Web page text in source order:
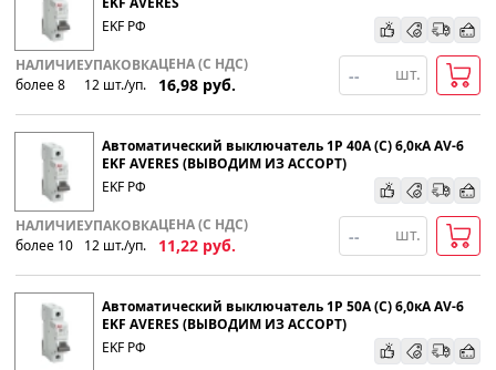
EKF РФ
НАЛИЧИЕ
более 8
УПАКОВКА
12 шт./уп.
ЦЕНА (С НДС)
16,98 руб.
шт.
Автоматический выключатель 1P 40А (С) 6,0кА AV-6
EKF AVERES (ВЫВОДИМ ИЗ АССОРТ)
EKF РФ
НАЛИЧИЕ
более 10
УПАКОВКА
12 шт./уп.
ЦЕНА (С НДС)
11,22 руб.
шт.
Автоматический выключатель 1P 50А (С) 6,0кА AV-6
EKF AVERES (ВЫВОДИМ ИЗ АССОРТ)
EKF РФ